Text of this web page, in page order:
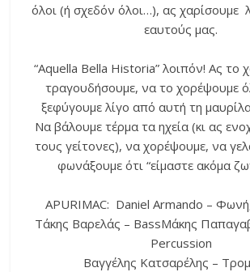
όλοι (ή σχεδόν όλοι…), ας χαρίσουμε
εαυτούς μας.
“Aquella Bella Historia” λοιπόν! Ας το
τραγουδήσουμε, να το χορέψουμε
ξεφύγουμε λίγο από αυτή τη
Να βάλουμε τέρμα τα ηχεία (κι ας
τους γείτονες), να χορέψουμε, να
φωνάξουμε ότι “είμαστε ακόμα
APURIMAC: Daniel Armando –
Τάκης Βαρελάς – BassΜάκης
Percussion
Βαγγέλης Κατσαρέλης –